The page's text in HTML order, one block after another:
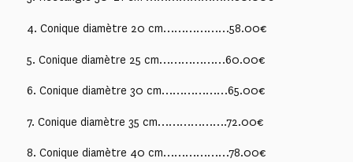
4. Conique diamètre 20 cm………………58.00€
5. Conique diamètre 25 cm………………60.00€
6. Conique diamètre 30 cm………………65.00€
7. Conique diamètre 35 cm……………….72.00€
8. Conique diamètre 40 cm………………78.00€